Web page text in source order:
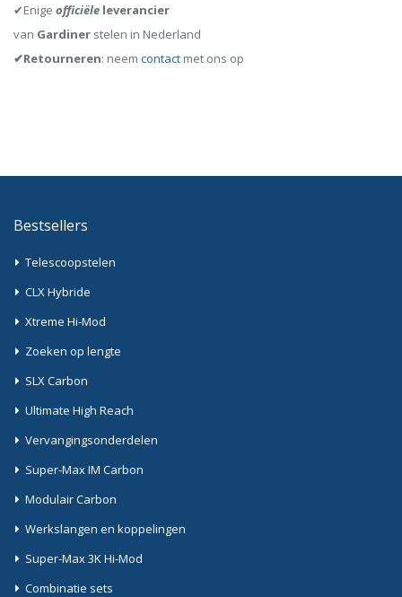
✔Enige officiële leverancier
van Gardiner stelen in Nederland
✔Retourneren: neem contact met ons op
Bestsellers
Telescoopstelen
CLX Hybride
Xtreme Hi-Mod
Zoeken op lengte
SLX Carbon
Ultimate High Reach
Vervangingsonderdelen
Super-Max IM Carbon
Modulair Carbon
Werkslangen en koppelingen
Super-Max 3K Hi-Mod
Combinatie sets